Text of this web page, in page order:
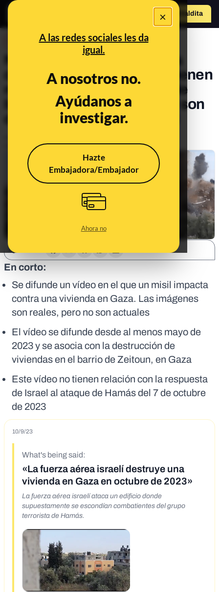
×
A las redes sociales les da
igual.
A nosotros no.
Ayúdanos a
investigar.
Hazte
Embajadora/Embajador
Ahora no
Hazte Maldito
No, estas imágenes de una
casa siendo destruida no tienen
relación con la respuesta de
Israel al ataque de Hamás: son
de al menos mayo de 2023
Actualizado elOct 9, 2023, 11:43:08 AM
En corto:
Se difunde un vídeo en el que un misil impacta
contra una vivienda en Gaza. Las imágenes
son reales, pero no son actuales
El vídeo se difunde desde al menos mayo de
2023 y se asocia con la destrucción de
viviendas en el barrio de Zeitoun, en Gaza
Este vídeo no tienen relación con la respuesta
de Israel al ataque de Hamás del 7 de octubre
de 2023
10/9/23
What's being said:
«La fuerza aérea israelí destruye una
vivienda en Gaza en octubre de 2023»
La fuerza aérea israelí ataca un edificio donde
supuestamente se escondían combatientes del grupo
terrorista de Hamás.